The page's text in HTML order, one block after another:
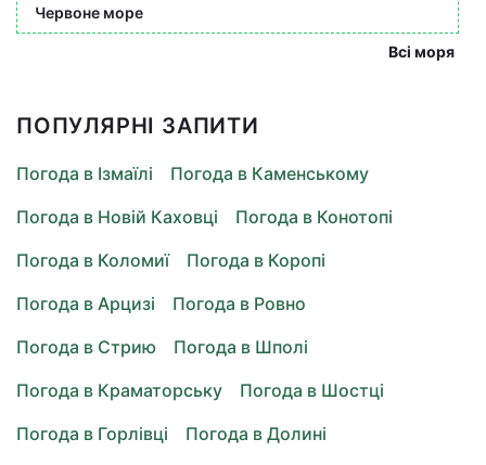
Червоне море
Всі моря
ПОПУЛЯРНІ ЗАПИТИ
Погода в Ізмаїлі
Погода в Каменському
Погода в Новій Каховці
Погода в Конотопі
Погода в Коломиї
Погода в Коропі
Погода в Арцизі
Погода в Ровно
Погода в Стрию
Погода в Шполі
Погода в Краматорську
Погода в Шостці
Погода в Горлівці
Погода в Долині